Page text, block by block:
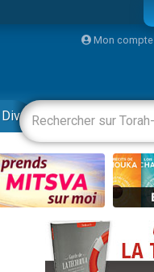
Mon compte
Divertissements Livres